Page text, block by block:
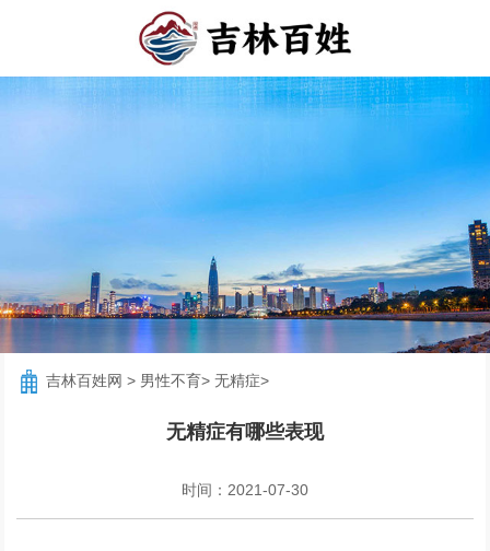
吉林百姓网 > 男性不育>无精症>
无精症有哪些表现
时间：2021-07-30